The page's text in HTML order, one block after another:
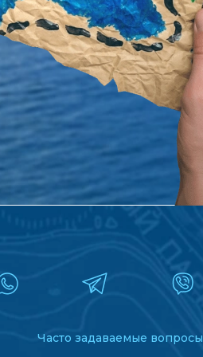
Часто задаваемые вопросы